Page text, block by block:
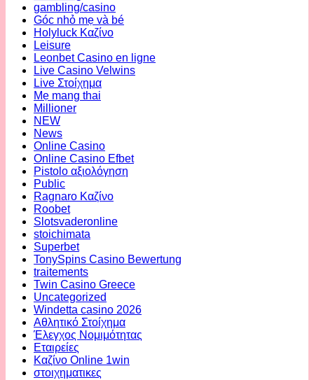
gambling/casino
Góc nhỏ mẹ và bé
Holyluck Καζίνο
Leisure
Leonbet Casino en ligne
Live Casino Velwins
Live Στοίχημα
Mẹ mang thai
Millioner
NEW
News
Online Casino
Online Casino Efbet
Pistolo αξιολόγηση
Public
Ragnaro Καζίνο
Roobet
Slotsvaderonline
stoichimata
Superbet
TonySpins Casino Bewertung
traitements
Twin Casino Greece
Uncategorized
Windetta casino 2026
Αθλητικό Στοίχημα
Έλεγχος Νομιμότητας
Εταιρείες
Καζίνο Online 1win
στοιχηματικες